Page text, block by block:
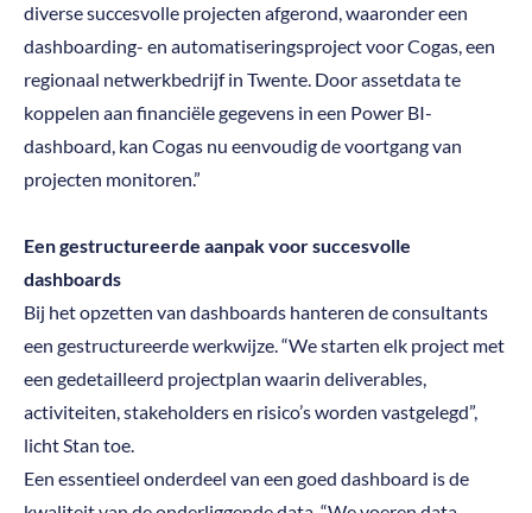
diverse succesvolle projecten afgerond, waaronder een
dashboarding- en automatiseringsproject voor Cogas, een
regionaal netwerkbedrijf in Twente. Door assetdata te
koppelen aan financiële gegevens in een Power BI-
dashboard, kan Cogas nu eenvoudig de voortgang van
projecten monitoren.”
Een gestructureerde aanpak voor succesvolle
dashboards
Bij het opzetten van dashboards hanteren de consultants
een gestructureerde werkwijze. “We starten elk project met
een gedetailleerd projectplan waarin deliverables,
activiteiten, stakeholders en risico’s worden vastgelegd”,
licht Stan toe.
Een essentieel onderdeel van een goed dashboard is de